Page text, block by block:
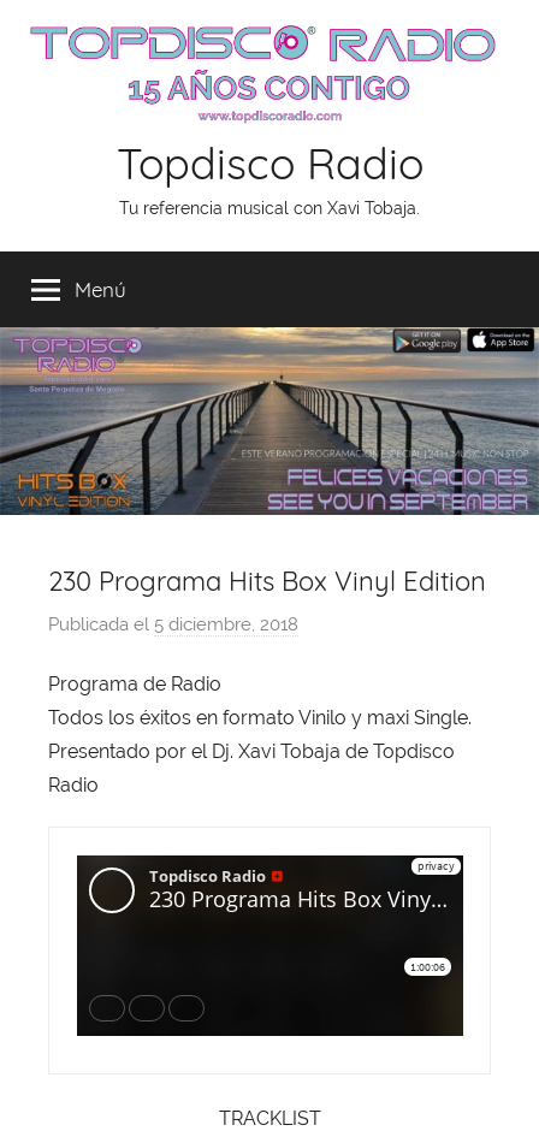
Topdisco Radio
Tu referencia musical con Xavi Tobaja.
Menú
230 Programa Hits Box Vinyl Edition
Publicada el 5 diciembre, 2018
X
a
b
Programa de Radio
Todos los éxitos en formato Vinilo y maxi Single.
Presentado por el Dj. Xavi Tobaja de Topdisco
Radio
TRACKLIST